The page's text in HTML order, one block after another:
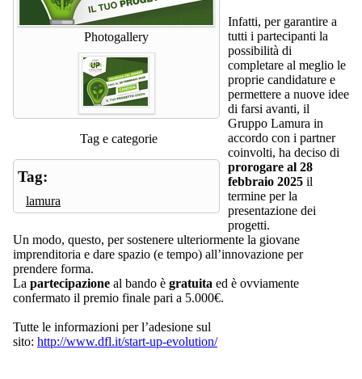
Photogallery
Tag e categorie
Tag:
lamura
Infatti, per garantire a
tutti i partecipanti la
possibilità di
completare al meglio le
proprie candidature e
permettere a nuove idee
di farsi avanti, il
Gruppo Lamura in
accordo con i partner
coinvolti, ha deciso di
prorogare al 28
febbraio 2025 il
termine per la
presentazione dei
progetti.
Un modo, questo, per sostenere ulteriormente la giovane
imprenditoria e dare spazio (e tempo) all’innovazione per
prendere forma.
La partecipazione al bando è gratuita ed è ovviamente
confermato il premio finale pari a 5.000€.
Tutte le informazioni per l’adesione sul
sito: http://www.dfl.it/start-up-evolution/